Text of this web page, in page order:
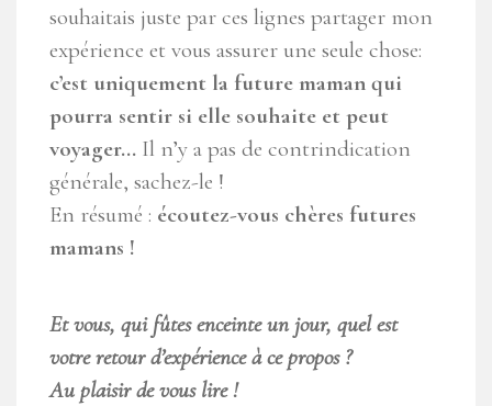
souhaitais juste par ces lignes partager mon
expérience et vous assurer une seule chose:
c’est uniquement la future maman qui
pourra sentir si elle souhaite et peut
voyager… Il n’y a pas de contrindication
générale, sachez-le !
En résumé : écoutez-vous chères futures
mamans !
Et vous, qui fûtes enceinte un jour, quel est
votre retour d’expérience à ce propos ?
Au plaisir de vous lire !